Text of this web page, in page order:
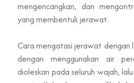
mengencangkan, dan
yang membentuk jerawat.
Cara mengatasi jerawat dengan
dengan menggunakan air
dioleskan pada seluruh wajah,